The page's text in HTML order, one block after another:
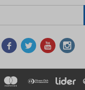
   